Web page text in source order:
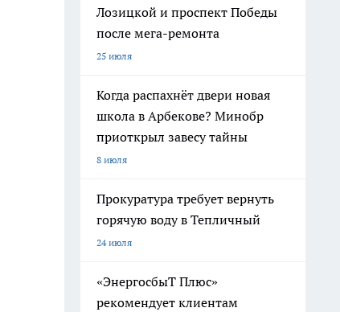
Лозицкой и проспект Победы
после мега-ремонта
25 июля
Когда распахнёт двери новая
школа в Арбекове? Минобр
приоткрыл завесу тайны
8 июля
Прокуратура требует вернуть
горячую воду в Тепличный
24 июля
«ЭнергосбыТ Плюс»
рекомендует клиентам